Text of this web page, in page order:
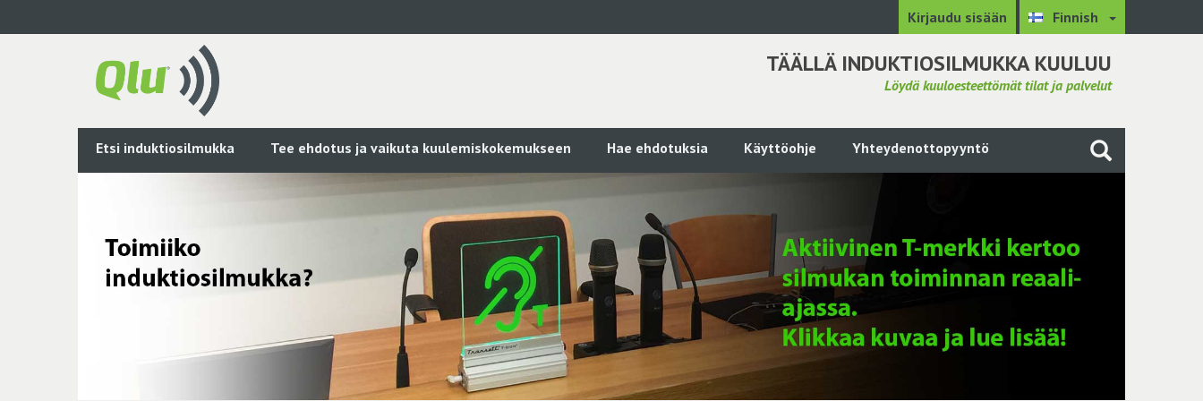
Kirjaudu sisään Finnish
TÄÄLLÄ INDUKTIOSILMUKKA KUULUU
Löydä kuuloesteettömät tilat ja palvelut
Etsi induktiosilmukka Tee ehdotus ja vaikuta kuulemiskokemukseen Hae ehdotuksia Käyttöohje Yhteydenottopyyntö